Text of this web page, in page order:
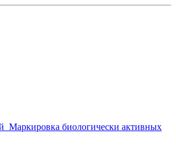
Маркировка биологически активных